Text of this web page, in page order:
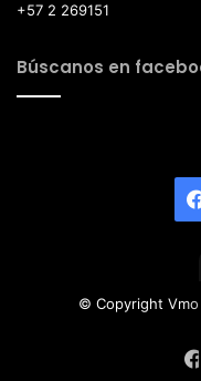
+57 2 269151
Búscanos en
© Copyright